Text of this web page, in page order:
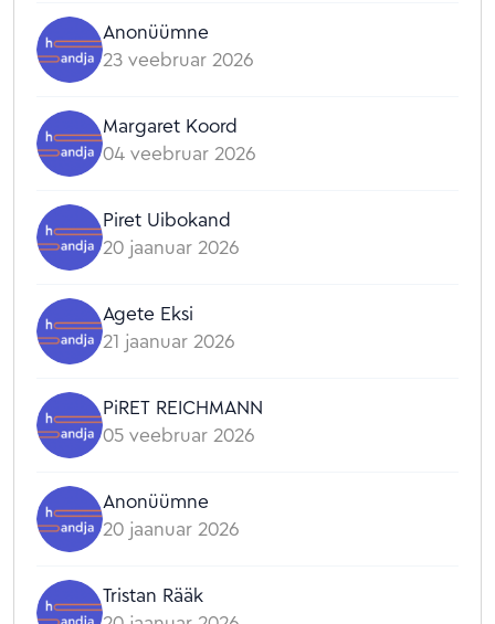
Anonüümne
23 veebruar 2026
Margaret Koord
04 veebruar 2026
Piret Uibokand
20 jaanuar 2026
Agete Eksi
21 jaanuar 2026
PiRET REICHMANN
05 veebruar 2026
Anonüümne
20 jaanuar 2026
Tristan Rääk